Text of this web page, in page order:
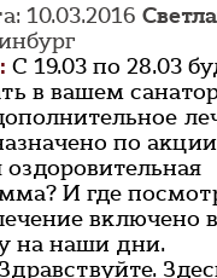
10.03.2016
С 19.03 по 28.03
в вашем
по акции
И где
включено в
на наши дни.
Здравствуйте.